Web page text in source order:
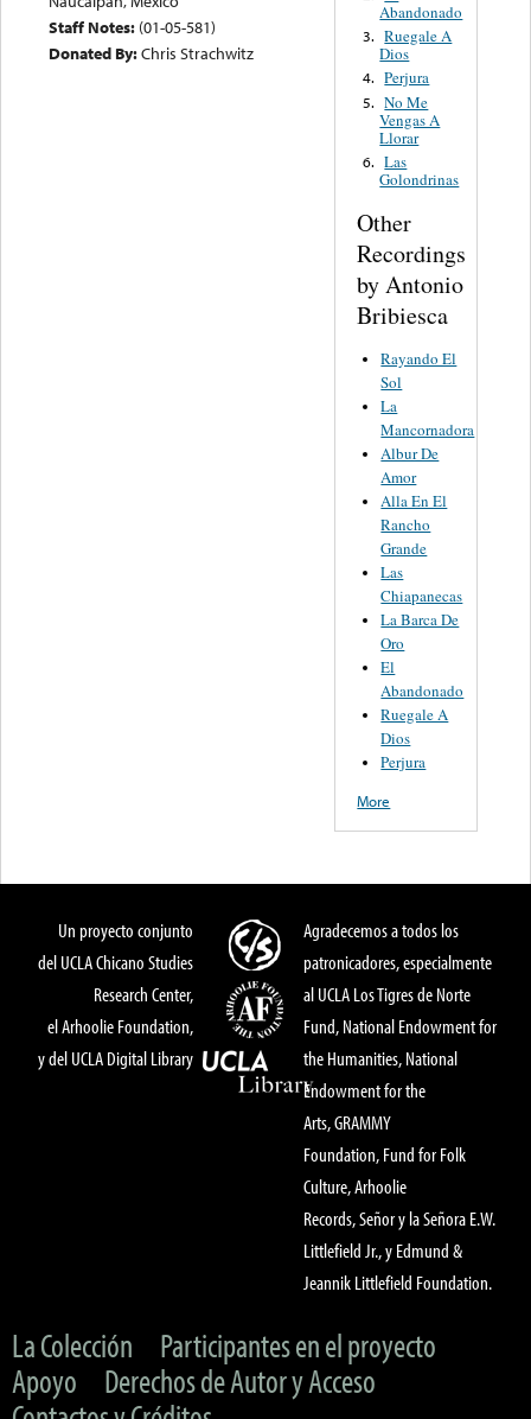
Staff Notes: (01-05-581)
Donated By:Chris Strachwitz
Abandonado
3. Ruegale A
Dios
4. Perjura
5. No Me
Vengas A
Llorar
6. Las
Golondrinas
Other
Recordings
by Antonio
Bribiesca
Rayando El
Sol
La
Mancornadora
Albur De
Amor
Alla En El
Rancho
Grande
Las
Chiapanecas
La Barca De
Oro
El
Abandonado
Ruegale A
Dios
Perjura
More
Un proyecto conjunto
del UCLA Chicano Studies
Research Center,
el Arhoolie Foundation,
y del UCLA Digital Library
Agradecemos a todos los
patronicadores, especialmente
al UCLA Los Tigres de Norte
Fund, National Endowment for
the Humanities, National
Endowment for the
Arts, GRAMMY
Foundation, Fund for Folk
Culture, Arhoolie
Records, Señor y la Señora E.W.
Littlefield Jr., y Edmund &
Jeannik Littlefield Foundation.
La Colección
Participantes en el proyecto
Apoyo
Derechos de Autor y Acceso